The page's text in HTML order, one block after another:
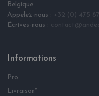
Belgique
Appelez-nous : +32 (0) 475
Écrives-nous :
Informations
Pro
Livraison*